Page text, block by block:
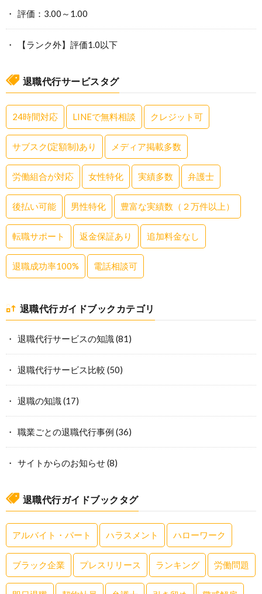
評価：3.00～1.00
【ランク外】評価1.0以下
退職代行サービスタグ
24時間対応 LINEで無料相談 クレジット可
サブスク(定額制)あり メディア掲載多数
労働組合が対応 女性特化 実績多数 弁護士
後払い可能 男性特化 豊富な実績数（２万件以上）
転職サポート 返金保証あり 追加料金なし
退職成功率100% 電話相談可
退職代行ガイドブックカテゴリ
退職代行サービスの知識(81)
退職代行サービス比較 (50)
退職の知識(17)
職業ごとの退職代行事例 (36)
サイトからのお知らせ(8)
退職代行ガイドブックタグ
アルバイト・パート ハラスメント ハローワーク
ブラック企業 プレスリリース ランキング 労働問題